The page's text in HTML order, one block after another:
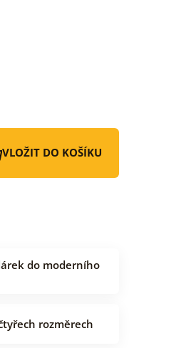
VLOŽIT DO KOŠÍKU
do moderního
rozměrech